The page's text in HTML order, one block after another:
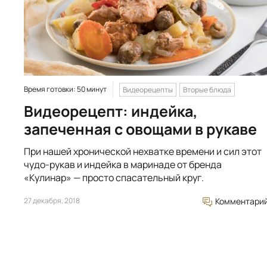
Время готовки: 50 минут Видеорецепты Вторые блюда
Видеорецепт: индейка,
запеченная с овощами в рукаве
При нашей хронической нехватке времени и сил этот
чудо-рукав и индейка в маринаде от бренда
«Кулинар» — просто спасательный круг.
27 декабря, 2018